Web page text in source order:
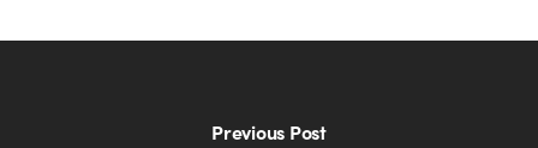
Previous Post